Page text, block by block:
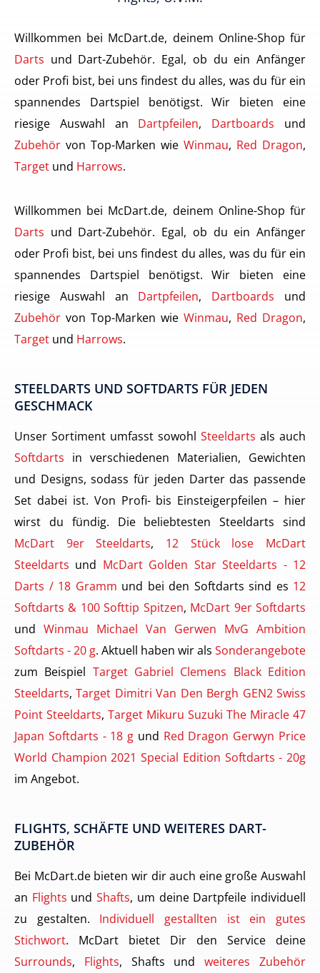
Willkommen bei McDart.de, deinem Online-Shop für
Darts und Dart-Zubehör. Egal, ob du ein Anfänger
oder Profi bist, bei uns findest du alles, was du für ein
spannendes Dartspiel benötigst. Wir bieten eine
riesige Auswahl an Dartpfeilen, Dartboards und
Zubehör von Top-Marken wie Winmau, Red Dragon,
Target und Harrows.
Willkommen bei McDart.de, deinem Online-Shop für
Darts und Dart-Zubehör. Egal, ob du ein Anfänger
oder Profi bist, bei uns findest du alles, was du für ein
spannendes Dartspiel benötigst. Wir bieten eine
riesige Auswahl an Dartpfeilen, Dartboards und
Zubehör von Top-Marken wie Winmau, Red Dragon,
Target und Harrows.
STEELDARTS UND SOFTDARTS FÜR JEDEN
GESCHMACK
Unser Sortiment umfasst sowohl Steeldarts als auch
Softdarts in verschiedenen Materialien, Gewichten
und Designs, sodass für jeden Darter das passende
Set dabei ist. Von Profi- bis Einsteigerpfeilen – hier
wirst du fündig. Die beliebtesten Steeldarts sind
McDart 9er Steeldarts, 12 Stück lose McDart
Steeldarts und McDart Golden Star Steeldarts - 12
Darts / 18 Gramm und bei den Softdarts sind es 12
Softdarts & 100 Softtip Spitzen, McDart 9er Softdarts
und Winmau Michael Van Gerwen MvG Ambition
Softdarts - 20 g. Aktuell haben wir als Sonderangebote
zum Beispiel Target Gabriel Clemens Black Edition
Steeldarts,Target Dimitri Van Den Bergh GEN2 Swiss
Point Steeldarts, Target Mikuru Suzuki The Miracle 47
Japan Softdarts - 18 g und Red Dragon Gerwyn Price
World Champion 2021 Special Edition Softdarts - 20g
im Angebot.
FLIGHTS, SCHÄFTE UND WEITERES DART-
ZUBEHÖR
Bei McDart.de bieten wir dir auch eine große Auswahl
an Flights undShafts, um deine Dartpfeile individuell
zu gestalten. Individuell gestallten ist ein gutes
Stichwort. McDart bietet Dir den Service deine
Surrounds, Flights, Shafts undweiteres Zubehör